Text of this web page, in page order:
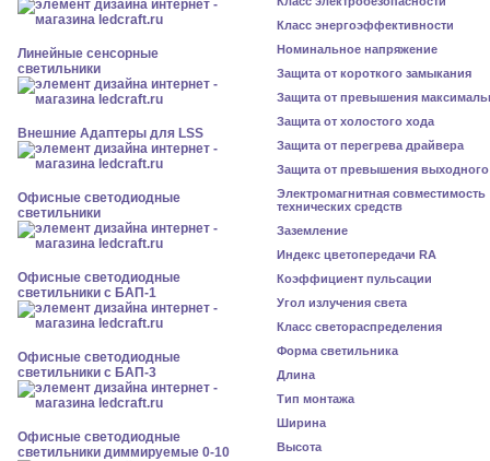
Линейные сенсорные
светильники
Внешние Адаптеры для LSS
Офисные светодиодные
светильники
Офисные светодиодные
светильники с БАП-1
Офисные светодиодные
светильники с БАП-3
Офисные светодиодные
светильники диммируемые 0-10
Класс энергоэффективности
Номинальное напряжение
Защита от короткого замыкания
Защита от превышения
Защита от холостого хода
Защита от перегрева драйвера
Защита от превышения
Электромагнитная совместимость
технических средств
Заземление
Индекс цветопередачи RA
Коэффициент пульсации
Угол излучения света
Класс светораспределения
Форма светильника
Длина
Тип монтажа
Ширина
Высота